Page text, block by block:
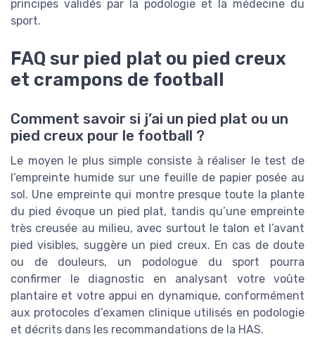
principes validés par la podologie et la médecine du
sport.
FAQ sur pied plat ou pied creux
et crampons de football
Comment savoir si j’ai un pied plat ou un
pied creux pour le football ?
Le moyen le plus simple consiste à réaliser le test de
l’empreinte humide sur une feuille de papier posée au
sol. Une empreinte qui montre presque toute la plante
du pied évoque un pied plat, tandis qu’une empreinte
très creusée au milieu, avec surtout le talon et l’avant
pied visibles, suggère un pied creux. En cas de doute
ou de douleurs, un podologue du sport pourra
confirmer le diagnostic en analysant votre voûte
plantaire et votre appui en dynamique, conformément
aux protocoles d’examen clinique utilisés en podologie
et décrits dans les recommandations de la HAS.